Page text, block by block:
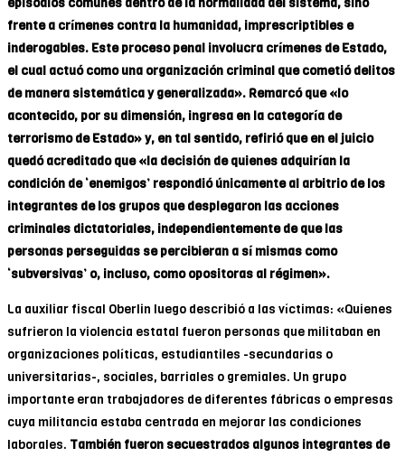
frente a crímenes contra la humanidad, imprescriptibles e
inderogables. Este proceso penal involucra crímenes de Estado,
el cual actuó como una organización criminal que cometió delitos
de manera sistemática y generalizada». Remarcó que «lo
acontecido, por su dimensión, ingresa en la categoría de
terrorismo de Estado» y, en tal sentido, refirió que en el juicio
quedó acreditado que «la decisión de quienes adquirían la
condición de ‘enemigos’ respondió únicamente al arbitrio de los
integrantes de los grupos que desplegaron las acciones
criminales dictatoriales, independientemente de que las
personas perseguidas se percibieran a sí mismas como
‘subversivas’ o, incluso, como opositoras al régimen».
La auxiliar fiscal Oberlin luego describió a las víctimas: «Quienes
sufrieron la violencia estatal fueron personas que militaban en
organizaciones políticas, estudiantiles -secundarias o
universitarias-, sociales, barriales o gremiales. Un grupo
importante eran trabajadores de diferentes fábricas o empresas
cuya militancia estaba centrada en mejorar las condiciones
laborales. También fueron secuestrados algunos integrantes de